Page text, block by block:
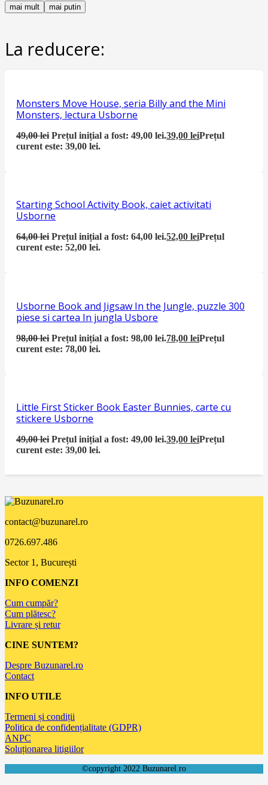
mai mult mai putin
La reducere:
Monsters Move House, seria Billy and the Mini
Monsters, lectura Usborne
49,00lei Prețul inițial a fost: 49,00 lei.39,00leiPrețul
curent este: 39,00 lei.
Starting School Activity Book, caiet activitati
Usborne
64,00lei Prețul inițial a fost: 64,00 lei.52,00leiPrețul
curent este: 52,00 lei.
Usborne Book and Jigsaw In the Jungle, puzzle 300
piese si cartea In jungla Usbore
98,00lei Prețul inițial a fost: 98,00 lei.78,00leiPrețul
curent este: 78,00 lei.
Little First Sticker Book Easter Bunnies, carte cu
stickere Usborne
49,00lei Prețul inițial a fost: 49,00 lei.39,00leiPrețul
curent este: 39,00 lei.
contact@buzunarel.ro
0726.697.486
Sector 1, București
INFO COMENZI
Cum cumpăr?
Cum plătesc?
Livrare și retur
CINE SUNTEM?
Despre Buzunarel.ro
Contact
INFO UTILE
Termeni și condiții
Politica de confidențialitate (GDPR)
ANPC
Soluționarea litigiilor
©copyright 2022 Buzunarel.ro